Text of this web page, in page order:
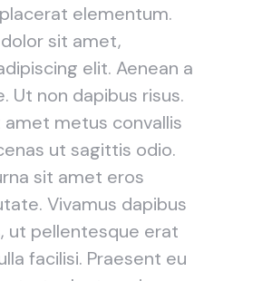
elementum.
sit amet,
elit. Aenean a
Ut non dapibus risus.
amet metus convallis
ut sagittis odio.
sit amet eros
Vivamus dapibus
ut pellentesque erat
facilisi. Praesent eu